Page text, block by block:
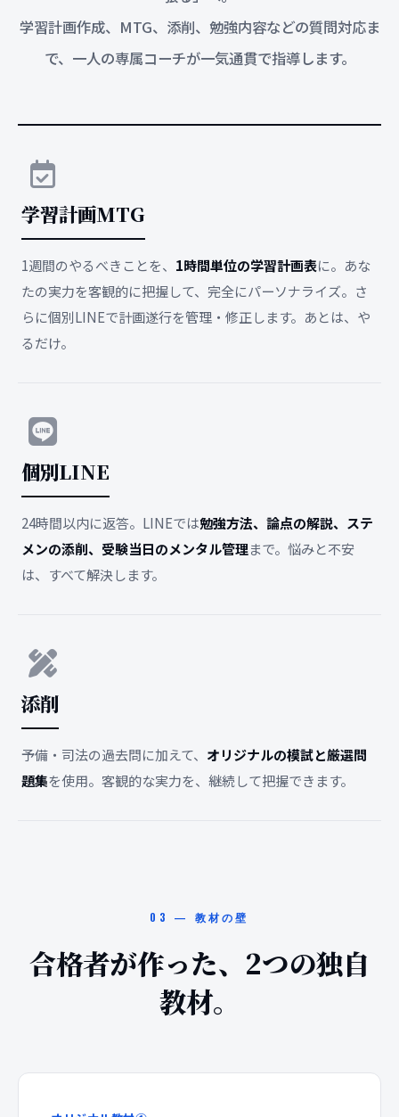
学習計画作成、MTG、添削、勉強内容などの質問対応ま
で、一人の専属コーチが一気通貫で指導します。
学習計画MTG
1週間のやるべきことを、 1時間単位の学習計画表に。あな
たの実力を客観的に把握して、完全にパーソナライズ。さ
らに個別LINEで計画遂行を管理・修正します。あとは、や
るだけ。
個別LINE
24時間以内に返答。LINEでは勉強方法、論点の解説、ステ
メンの添削、受験当日のメンタル管理まで。悩みと不安
は、すべて解決します。
添削
予備・司法の過去問に加えて、 オリジナルの模試と厳選問
題集を使用。客観的な実力を、継続して把握できます。
03 — 教材の壁
合格者が作った、2つの独自
教材。